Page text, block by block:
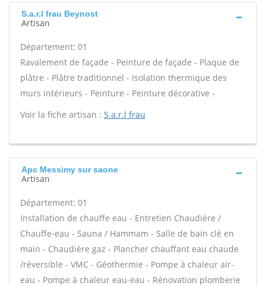
S.a.r.l frau Beynost
Artisan
Département: 01
Ravalement de façade - Peinture de façade - Plaque de
plâtre - Plâtre traditionnel - Isolation thermique des
murs intérieurs - Peinture - Peinture décorative -
Voir la fiche artisan : S.a.r.l frau
Apc Messimy sur saone
Artisan
Département: 01
Installation de chauffe eau - Entretien Chaudière /
Chauffe-eau - Sauna / Hammam - Salle de bain clé en
main - Chaudière gaz - Plancher chauffant eau chaude
/réversible - VMC - Géothermie - Pompe à chaleur air-
eau - Pompe à chaleur eau-eau - Rénovation plomberie